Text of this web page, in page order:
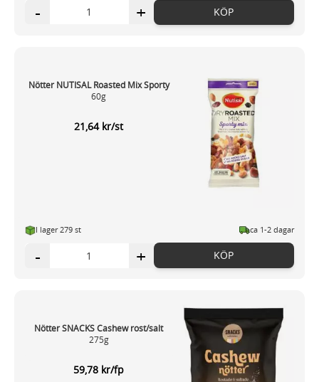
- + KÖP
Nötter NUTISAL Roasted Mix Sporty
60g
21,64 kr/st
I lager 279 st ca 1-2 dagar
- + KÖP
Nötter SNACKS Cashew rost/salt
275g
59,78 kr/fp